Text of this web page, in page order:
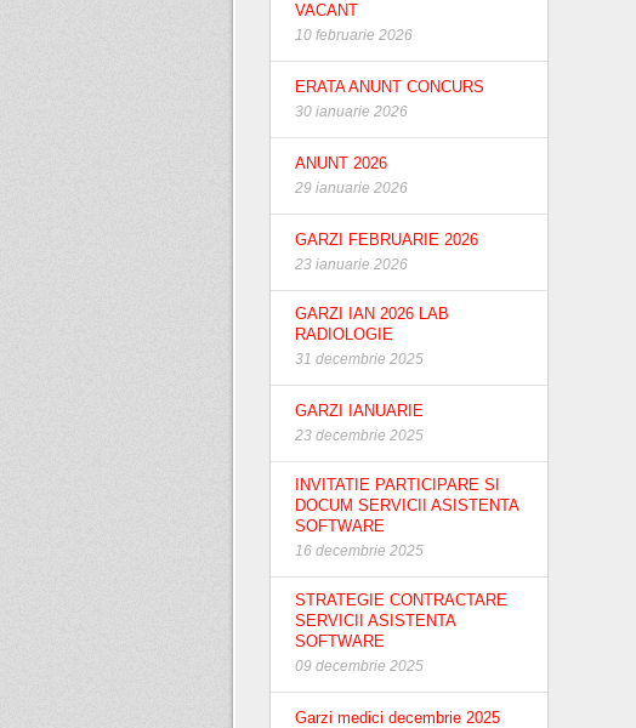
VACANT
10 februarie 2026
ERATA ANUNT CONCURS
30 ianuarie 2026
ANUNT 2026
29 ianuarie 2026
GARZI FEBRUARIE 2026
23 ianuarie 2026
GARZI IAN 2026 LAB
RADIOLOGIE
31 decembrie 2025
GARZI IANUARIE
23 decembrie 2025
INVITATIE PARTICIPARE SI
DOCUM SERVICII ASISTENTA
SOFTWARE
16 decembrie 2025
STRATEGIE CONTRACTARE
SERVICII ASISTENTA
SOFTWARE
09 decembrie 2025
Garzi medici decembrie 2025